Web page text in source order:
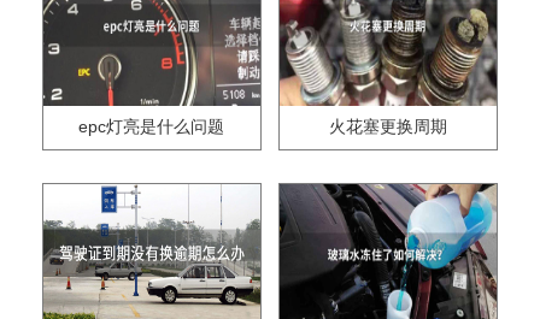
epc灯亮是什么问题 火花塞更换周期